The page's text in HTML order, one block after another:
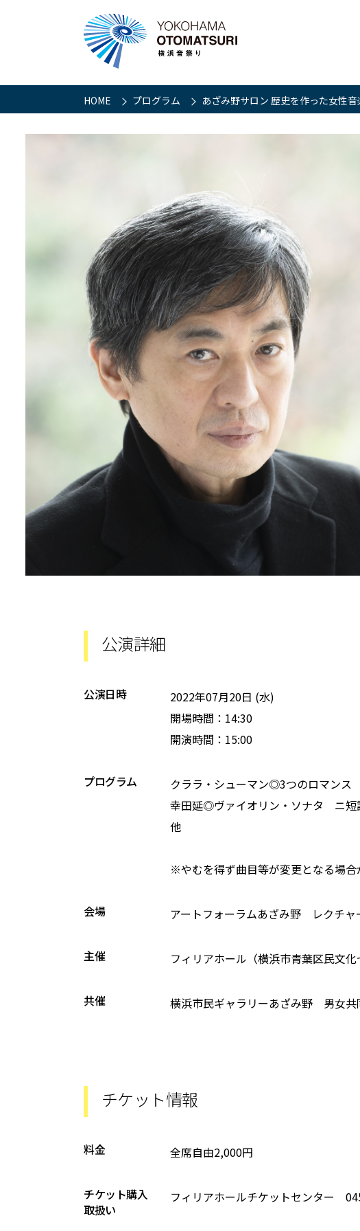
HOME プログラム あざみ野サロン 歴史を作った女性
公演詳細
公演日時
2022年07月20日 (水)
開場時間：14:30
開演時間：15:00
プログラム
クララ・シューマン◎3つのロマン
幸田延◎ヴァイオリン・ソナタ ニ短
他
※やむを得ず曲目等が変更となる場合
会場 アートフォーラムあざみ野 レクチャ
主催 フィリアホール（横浜市青葉区民文化
共催 横浜市民ギャラリーあざみ野 男女共
チケット情報
料金 全席自由2,000円
チケット購入
取扱い
フィリアホールチケットセンター